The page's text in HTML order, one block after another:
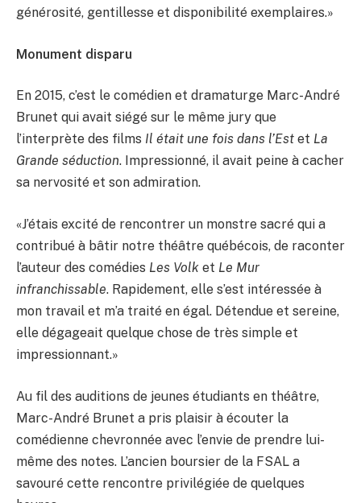
générosité, gentillesse et disponibilité exemplaires.»
Monument disparu
En 2015, c’est le comédien et dramaturge Marc-André
Brunet qui avait siégé sur le même jury que
l’interprète des films Il était une fois dans l’Est et La
Grande séduction. Impressionné, il avait peine à cacher
sa nervosité et son admiration.
«J’étais excité de rencontrer un monstre sacré qui a
contribué à bâtir notre théâtre québécois, de raconter
l’auteur des comédies Les Volk et Le Mur
infranchissable. Rapidement, elle s’est intéressée à
mon travail et m’a traité en égal. Détendue et sereine,
elle dégageait quelque chose de très simple et
impressionnant.»
Au fil des auditions de jeunes étudiants en théâtre,
Marc-André Brunet a pris plaisir à écouter la
comédienne chevronnée avec l’envie de prendre lui-
même des notes. L’ancien boursier de la FSAL a
savouré cette rencontre privilégiée de quelques